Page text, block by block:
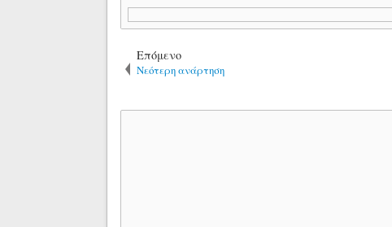
Επόμενο
Νεότερη ανάρτηση